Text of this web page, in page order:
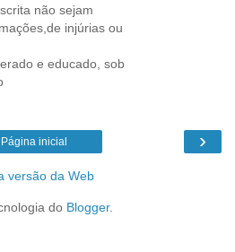
não sejam
injúrias ou
e educado, sob
›
Página inicial
versão da Web
do Blogger.